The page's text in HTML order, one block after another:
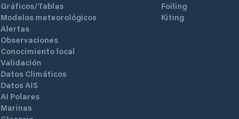
Gráficos/Tablas
Modelos meteorológicos
Alertas
Observaciones
Conocimiento local
Validación
Datos Climáticos
Datos AIS
AI Polares
Marinas
Foiling
Kiting